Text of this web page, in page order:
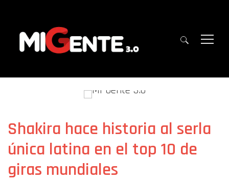
Shakira hace historia al serla
única latina en el top 10 de
giras mundiales